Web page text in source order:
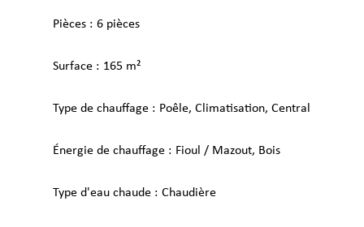
Pièces 6 pièces
Surface 165 m²
Type de chauffage Poêle, Climatisation, Central
Énergie de chauffage Fioul / Mazout, Bois
Type d'eau chaude Chaudière